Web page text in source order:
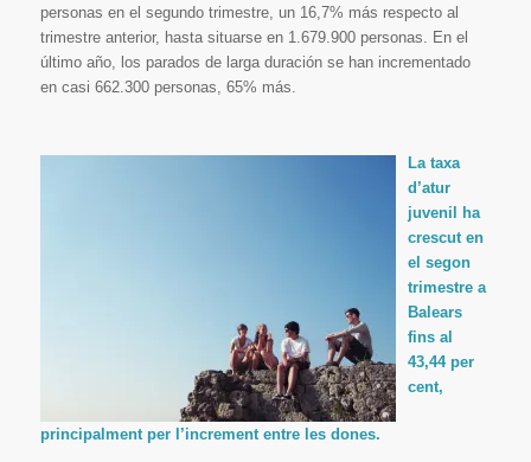
personas en el segundo trimestre, un 16,7% más respecto al
trimestre anterior, hasta situarse en 1.679.900 personas. En el
último año, los parados de larga duración se han incrementado
en casi 662.300 personas, 65% más.
La taxa
d’atur
juvenil ha
crescut en
el segon
trimestre a
Balears
fins al
43,44 per
cent,
principalment per l’increment entre les dones.